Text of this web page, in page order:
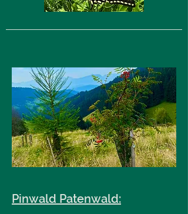
Pinwald Patenwald: